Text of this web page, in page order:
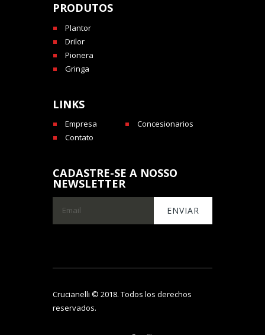
PRODUTOS
Plantor
Drilor
Pionera
Gringa
LINKS
Empresa
Concesionarios
Contato
CADASTRE-SE A NOSSO
NEWSLETTER
Crucianelli © 2018. Todos los derechos
reservados.